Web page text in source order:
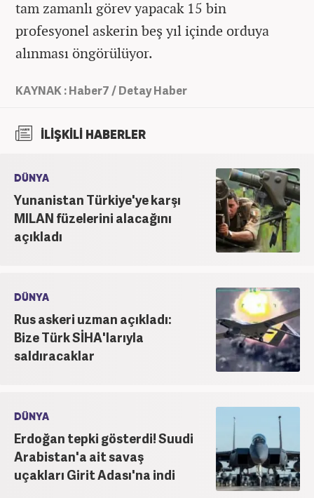
tam zamanlı görev yapacak 15 bin
profesyonel askerin beş yıl içinde orduya
alınması öngörülüyor.
KAYNAK : Haber7 / Detay Haber
İLİŞKİLİ HABERLER
DÜNYA
Yunanistan Türkiye'ye karşı
MILAN füzelerini alacağını
açıkladı
DÜNYA
Rus askeri uzman açıkladı:
Bize Türk SİHA'larıyla
saldıracaklar
DÜNYA
Erdoğan tepki gösterdi! Suudi
Arabistan'a ait savaş
uçakları Girit Adası'na indi